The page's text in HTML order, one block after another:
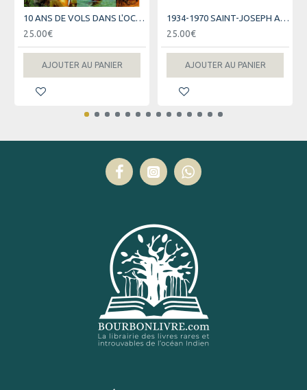
10 ANS DE VOLS DANS L'OCEAN INDIEN - AIR AUSTRAL
25.00€
AJOUTER AU PANIER
1934-1970 SAINT-JOSEPH AU FIL DES JOURS
25.00€
AJOUTER AU PANIER